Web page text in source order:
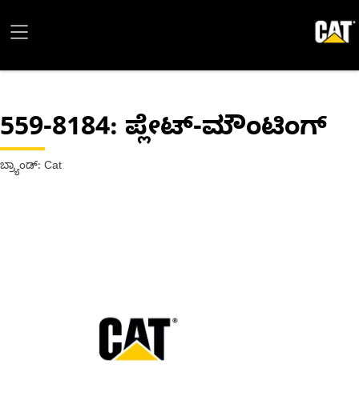
559-8184: ಪ್ಲೇಟ್-ಮೌಂಟಿಂಗ್
ಬ್ರ್ಯಾಂಡ್: Cat